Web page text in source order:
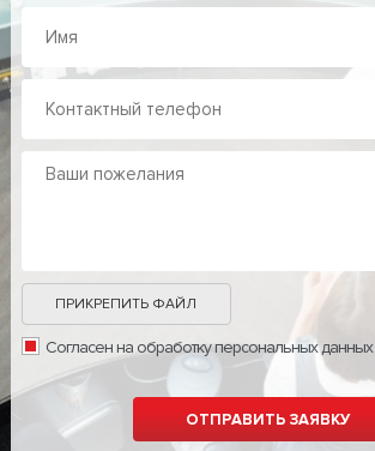
ПРИКРЕПИТЬ ФАЙЛ
Согласен на обработку персональных данных